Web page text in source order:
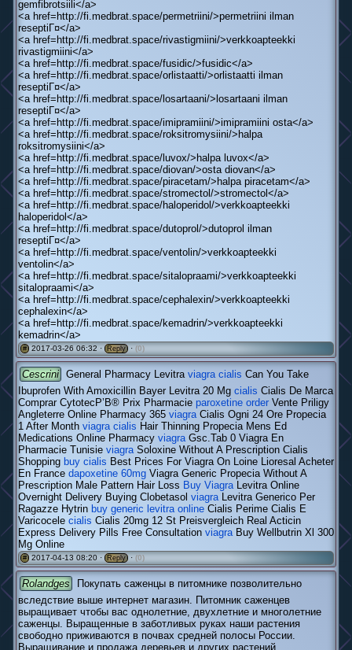
gemfibrotsiili</a>
<a href=http://fi.medbrat.space/permetriini/>permetriini ilman
reseptiГ¤</a>
<a href=http://fi.medbrat.space/rivastigmiini/>verkkoapteekki
rivastigmiini</a>
<a href=http://fi.medbrat.space/fusidic/>fusidic</a>
<a href=http://fi.medbrat.space/orlistaatti/>orlistaatti ilman
reseptiГ¤</a>
<a href=http://fi.medbrat.space/losartaani/>losartaani ilman
reseptiГ¤</a>
<a href=http://fi.medbrat.space/imipramiini/>imipramiini osta</a>
<a href=http://fi.medbrat.space/roksitromysiini/>halpa
roksitromysiini</a>
<a href=http://fi.medbrat.space/luvox/>halpa luvox</a>
<a href=http://fi.medbrat.space/diovan/>osta diovan</a>
<a href=http://fi.medbrat.space/piracetam/>halpa piracetam</a>
<a href=http://fi.medbrat.space/stromectol/>stromectol</a>
<a href=http://fi.medbrat.space/haloperidol/>verkkoapteekki
haloperidol</a>
<a href=http://fi.medbrat.space/dutoprol/>dutoprol ilman
reseptiГ¤</a>
<a href=http://fi.medbrat.space/ventolin/>verkkoapteekki
ventolin</a>
<a href=http://fi.medbrat.space/sitalopraami/>verkkoapteekki
sitalopraami</a>
<a href=http://fi.medbrat.space/cephalexin/>verkkoapteekki
cephalexin</a>
<a href=http://fi.medbrat.space/kemadrin/>verkkoapteekki
kemadrin</a>
# 2017-03-26 06:32 · Reply · (0)
Cescrini General Pharmacy Levitra viagra cialis Can You Take
Ibuprofen With Amoxicillin Bayer Levitra 20 Mg cialis Cialis De Marca
Comprar CytotecР’В® Prix Pharmacie paroxetine order Vente Priligy
Angleterre Online Pharmacy 365 viagra Cialis Ogni 24 Ore Propecia
1 After Month viagra cialis Hair Thinning Propecia Mens Ed
Medications Online Pharmacy viagra Gsc.Tab 0 Viagra En
Pharmacie Tunisie viagra Soloxine Without A Prescription Cialis
Shopping buy cialis Best Prices For Viagra On Loine Lioresal Acheter
En France dapoxetine 60mg Viagra Generic Propecia Without A
Prescription Male Pattern Hair Loss Buy Viagra Levitra Online
Overnight Delivery Buying Clobetasol viagra Levitra Generico Per
Ragazze Hytrin buy generic levitra online Cialis Perime Cialis E
Varicocele cialis Cialis 20mg 12 St Preisvergleich Real Acticin
Express Delivery Pills Free Consultation viagra Buy Wellbutrin Xl 300
Mg Online
# 2017-04-13 08:20 · Reply · (0)
Rolandges
Покупать саженцы в питомнике позволительно
вследствие выше интернет магазин. Питомник саженцев
выращивает чтобы вас однолетние, двухлетние и многолетние
саженцы. Выращенные в заботливых руках наши растения
свободно приживаются в почвах средней полосы России.
Выращивание и продажа деревьев и других растений